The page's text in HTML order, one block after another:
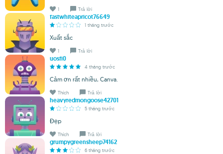
1 Trả lời
fastwhiteapricot76649
1 tháng trước
Xuất sắc
1 Trả lời
uosfi0
4 tháng trước
Cảm ơn rất nhiều, Canva.
Thích Trả lời
heavyredmongoose42701
5 tháng trước
Đẹp
Thích Trả lời
grumpygreensheep74162
6 tháng trước